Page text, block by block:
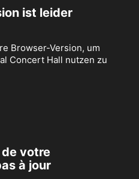
ist leider
Browser-Version, um
Concert Hall nutzen zu
de votre
à jour